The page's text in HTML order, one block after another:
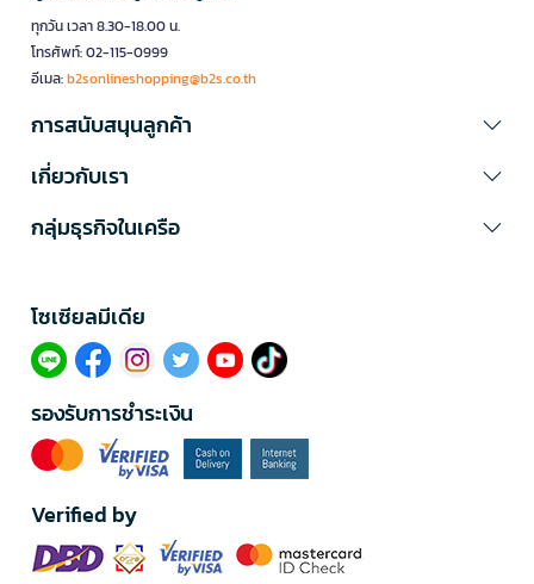
ทุกวัน เวลา 8.30-18.00 น.
โทรศัพท์: 02-115-0999
อีเมล:b2sonlineshopping@b2s.co.th
การสนับสนุนลูกค้า
เกี่ยวกับเรา
กลุ่มธุรกิจในเครือ
โซเซียลมีเดีย​
รองรับการชำระเงิน
Verified by